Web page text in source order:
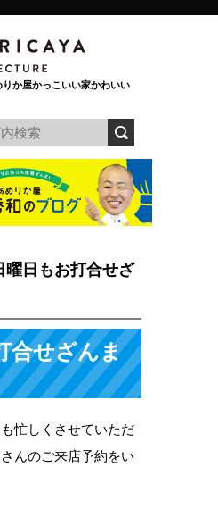
か屋かっこいい家かわいい
曜日もお打合せざ
合せざんま
忙しくさせていただ
んのご来店予約をい